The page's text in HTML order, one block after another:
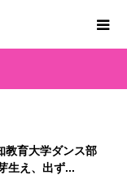
教育大学ダンス部
生え、出ず...